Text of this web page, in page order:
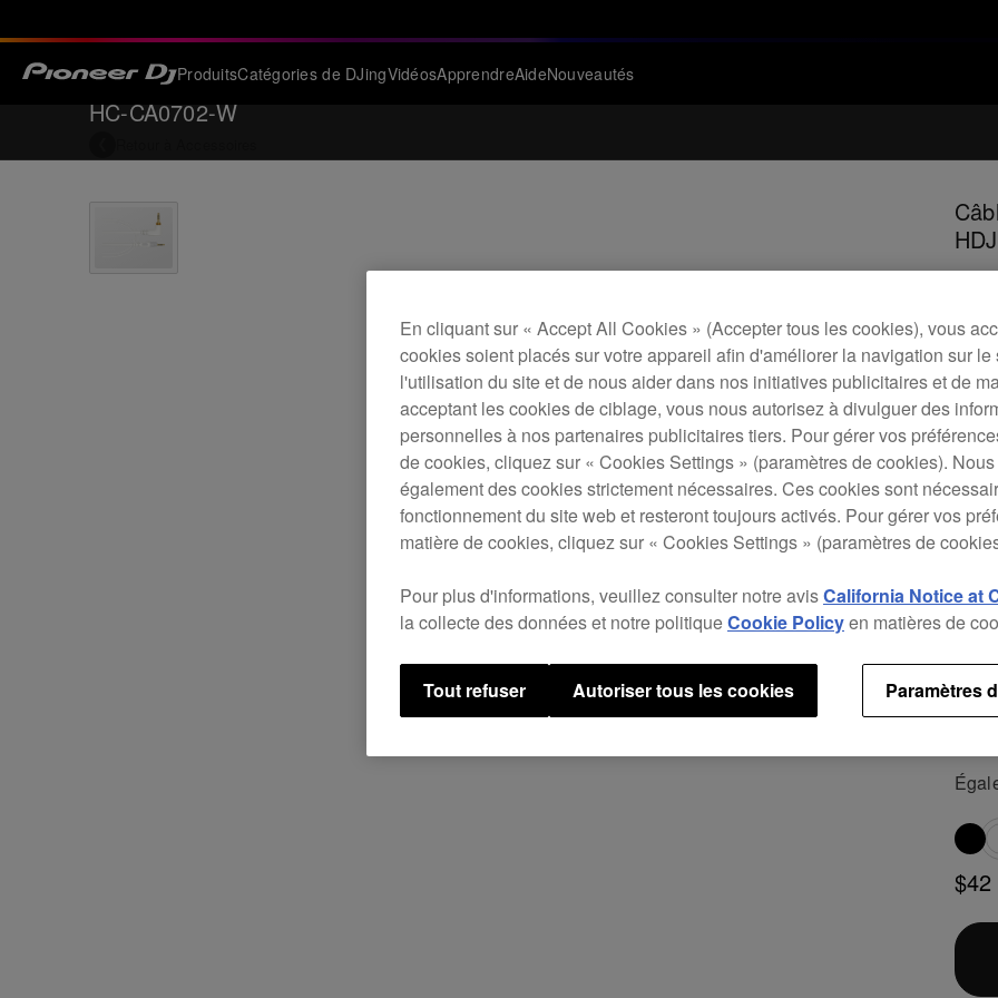
ProduitsCatégories de DJingVidéosApprendreAideNouveautés
HC-CA0702-W
Le
$42
En cliquant sur « Accept All Cookies » (Accepter tous les cookies), vous
cookies soient placés sur votre appareil afin d'améliorer la navigation sur le
l'utilisation du site et de nous aider dans nos initiatives publicitaires et de
acceptant les cookies de ciblage, vous nous autorisez à divulguer des
personnelles à nos partenaires publicitaires tiers. Pour gérer vos
de cookies, cliquez sur « Cookies Settings » (paramètres de cookies).
également des cookies strictement nécessaires. Ces cookies sont
fonctionnement du site web et resteront toujours activés. Pour gérer vos
matière de cookies, cliquez sur « Cookies Settings » (paramètres de
Pour plus d'informations, veuillez consulter notre avisCalifornia Notice at
la collecte des données et notre politiqueCookie Policyen matières de
Paramètres
Tout refuser Autoriser tous les cookies